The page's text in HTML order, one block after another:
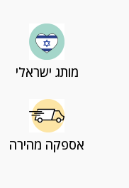
מותג ישראלי
אספקה מהירה